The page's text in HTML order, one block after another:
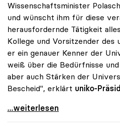
Wissenschaftsminister
und wünscht ihm für diese
herausfordernde Tätigkeit
Kollege und Vorsitzender des
er ein genauer Kenner der
weiß über die Bedürfnisse
aber auch Stärken der
Bescheid", erklärt uniko-
uniko gratuliert Martin
...weiterlesen